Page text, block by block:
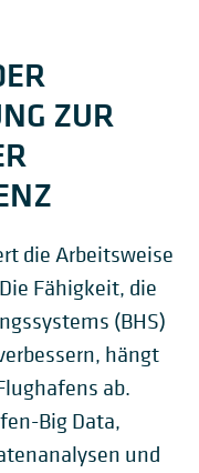
ZUR
die Arbeitsweise
Fähigkeit, die
(BHS)
hängt
ab.
Big Data,
und